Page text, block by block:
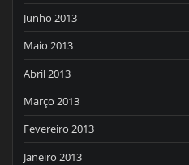
Junho 2013
Maio 2013
Abril 2013
Março 2013
Fevereiro 2013
Janeiro 2013